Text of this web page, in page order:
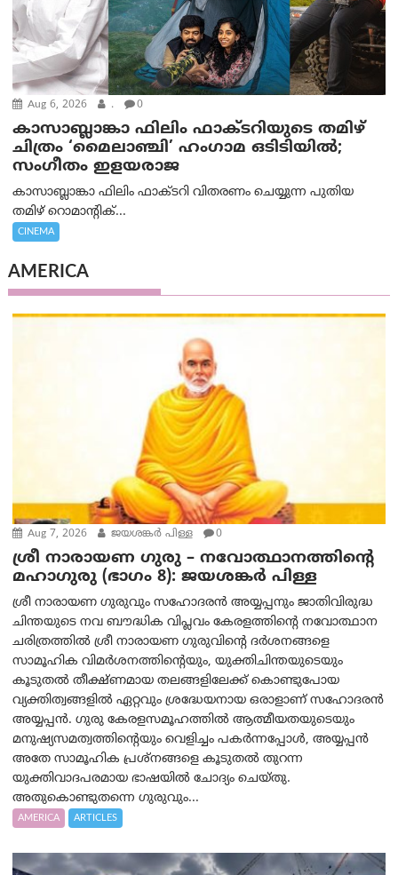
Aug 6, 2026 . 0
കാസാബ്ലാങ്കാ ഫിലിം ഫാക്ടറിയുടെ തമിഴ്
ചിത്രം ‘മൈലാഞ്ചി’ ഹംഗാമ ഒടിടിയിൽ;
സംഗീതം ഇളയരാജ
കാസാബ്ലാങ്കാ ഫിലിം ഫാക്ടറി വിതരണം ചെയ്യുന്ന പുതിയ
തമിഴ് റൊമാന്റിക്...
CINEMA
AMERICA
Aug 7, 2026 ജയശങ്കര്‍ പിള്ള 0
ശ്രീ നാരായണ ഗുരു – നവോത്ഥാനത്തിന്റെ
മഹാഗുരു (ഭാഗം 8): ജയശങ്കര്‍ പിള്ള
ശ്രീ നാരായണ ഗുരുവും സഹോദരൻ അയ്യപ്പനും ജാതിവിരുദ്ധ
ചിന്തയുടെ നവ ബൗദ്ധിക വിപ്ലവം കേരളത്തിന്റെ നവോത്ഥാന
ചരിത്രത്തിൽ ശ്രീ നാരായണ ഗുരുവിന്റെ ദർശനങ്ങളെ
സാമൂഹിക വിമർശനത്തിന്റെയും, യുക്തിചിന്തയുടെയും
കൂടുതൽ തീക്ഷ്ണമായ തലങ്ങളിലേക്ക് കൊണ്ടുപോയ
വ്യക്തിത്വങ്ങളിൽ ഏറ്റവും ശ്രദ്ധേയനായ ഒരാളാണ് സഹോദരൻ
അയ്യപ്പൻ. ഗുരു കേരളസമൂഹത്തിൽ ആത്മീയതയുടെയും
മനുഷ്യസമത്വത്തിന്റെയും വെളിച്ചം പകർന്നപ്പോൾ, അയ്യപ്പൻ
അതേ സാമൂഹിക പ്രശ്നങ്ങളെ കൂടുതൽ തുറന്ന
യുക്തിവാദപരമായ ഭാഷയിൽ ചോദ്യം ചെയ്തു.
അതുകൊണ്ടുതന്നെ ഗുരുവും...
AMERICA ARTICLES